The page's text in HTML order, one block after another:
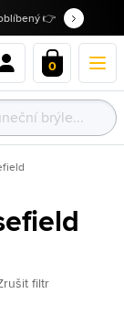
👉
0
filtr